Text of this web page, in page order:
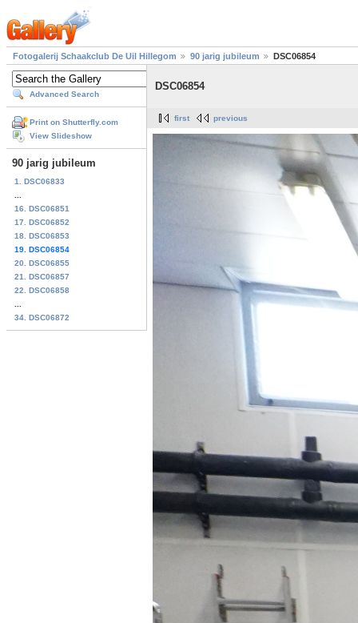
Fotogalerij Schaakclub De Uil Hillegom 90 jarig jubileum DSC06854
Advanced Search
Print on Shutterfly.com
View Slideshow
90 jarig jubileum
1. DSC06833
16. DSC06851
17. DSC06852
18. DSC06853
19. DSC06854
20. DSC06855
21. DSC06857
22. DSC06858
34. DSC06872
DSC06854
first previous